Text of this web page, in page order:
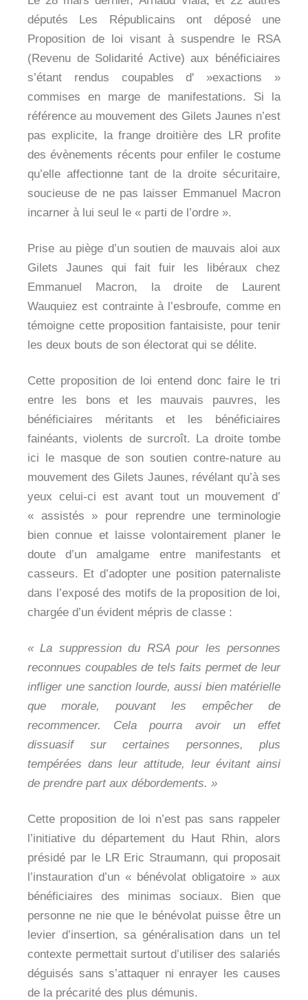
députés Les Républicains ont déposé une
Proposition de loi visant à suspendre le RSA
(Revenu de Solidarité Active) aux bénéficiaires
s’étant rendus coupables d' »exactions »
commises en marge de manifestations. Si la
référence au mouvement des Gilets Jaunes n’est
pas explicite, la frange droitière des LR profite
des évènements récents pour enfiler le costume
qu’elle affectionne tant de la droite sécuritaire,
soucieuse de ne pas laisser Emmanuel Macron
incarner à lui seul le « parti de l’ordre ».
Prise au piège d’un soutien de mauvais aloi aux
Gilets Jaunes qui fait fuir les libéraux chez
Emmanuel Macron, la droite de Laurent
Wauquiez est contrainte à l’esbroufe, comme en
témoigne cette proposition fantaisiste, pour tenir
les deux bouts de son électorat qui se délite.
Cette proposition de loi entend donc faire le tri
entre les bons et les mauvais pauvres, les
bénéficiaires méritants et les bénéficiaires
fainéants, violents de surcroît. La droite tombe
ici le masque de son soutien contre-nature au
mouvement des Gilets Jaunes, révélant qu’à ses
yeux celui-ci est avant tout un mouvement d’
« assistés » pour reprendre une terminologie
bien connue et laisse volontairement planer le
doute d’un amalgame entre manifestants et
casseurs. Et d’adopter une position paternaliste
dans l’exposé des motifs de la proposition de loi,
chargée d’un évident mépris de classe :
« La suppression du RSA pour les personnes
reconnues coupables de tels faits permet de leur
infliger une sanction lourde, aussi bien matérielle
que morale, pouvant les empêcher de
recommencer. Cela pourra avoir un effet
dissuasif sur certaines personnes, plus
tempérées dans leur attitude, leur évitant ainsi
de prendre part aux débordements. »
Cette proposition de loi n’est pas sans rappeler
l’initiative du département du Haut Rhin, alors
présidé par le LR Eric Straumann, qui proposait
l’instauration d’un « bénévolat obligatoire » aux
bénéficiaires des minimas sociaux. Bien que
personne ne nie que le bénévolat puisse être un
levier d’insertion, sa généralisation dans un tel
contexte permettait surtout d’utiliser des salariés
déguisés sans s’attaquer ni enrayer les causes
de la précarité des plus démunis.